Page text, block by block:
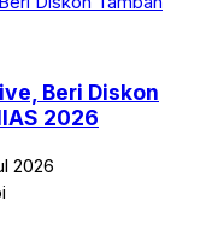
Beri Diskon
2026
2026